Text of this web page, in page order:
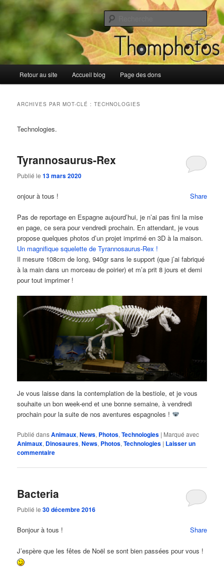
Aller
au
Aller
au
Blog de Thomphotos
Blog de Thomphotos
principal
Retour au site Accueil blog Page des dons
ARCHIVES PAR MOT-CLÉ :TECHNOLOGIES
Technologies.
Tyrannosaurus-Rex
Publié le13 mars 2020
Share
onjour à tous !
Pas de reportage en Espagne aujourd’hui, je n’ai pas fini la mise
en page, ce sera pour vendredi prochain. En attendant, je vous
propose quelques photos d’un projet imprimé en 3D à la maison.
Un magnifique squelette de Tyrannosaurus-Rex !
Il mesure 108cm de long, 940gr sans le support (que j’ai fabriqué
à la main dans un morceau de poirier) et m’a prit 8 jours et demi
pour tout imprimer !
Je vous laisse dans la contemplation de la bestiole, et je vous
souhaite un bon week-end et une bonne semaine, à vendredi
prochain pour la suite de nos aventures espagnoles !
Publié dansAnimaux,News, Photos,Technologies | Marqué avec
Animaux, Dinosaures,News, Photos,Technologies | Laisser un
commentaire
Bacteria
Publié le30 décembre 2016
Share
Bonjour à tous !
J’espère que les fêtes de Noël se sont bien passées pour vous !